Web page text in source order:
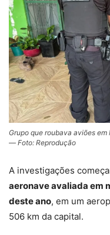
Grupo que roubava aviões
— Foto: Reprodução
A investigações
aeronave avaliada em
deste ano, em um
506 km da capital.